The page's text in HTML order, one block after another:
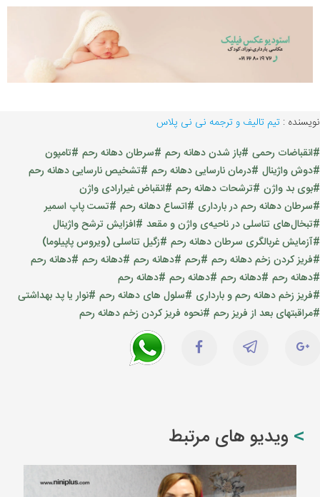
نویسنده : تیم تالیف و ترجمه نی نی پلاس
#انقباضات رحمی #باز شدن دهانه رحم #سرطان دهانه رحم #تامپون
#دوش واژینال #درمان نارسایی دهانه رحم #تشخیص نارسایی دهانه رحم
#بوی بد واژن #ترشحات دهانه رحم #انقباض غیرارادی واژن
#سرطان دهانه رحم در بارداری #اتساع دهانه رحم #تست پاپ اسمیر
#تبخال‌های تناسلی در ناحیه‌ی واژن و مقعد #افزایش ترشح واژینال
#آزمایش غربالگری سرطان دهانه رحم #زگیل تناسلی (ویروس پاپیلوما)
#فریز کردن زخم دهانه رحم #رحم #دهانه رحم #دهانه رحم #دهانه رحم
#دهانه رحم #دهانه رحم #دهانه رحم #دهانه رحم
#فریز زخم دهانه رحم و بارداری #سلول های دهانه رحم #نوار یا پد بهداشتی
#مراقبتهای بعد از فریز رحم #نحوه فریز کردن زخم دهانه رحم
ویدیو های مرتبط